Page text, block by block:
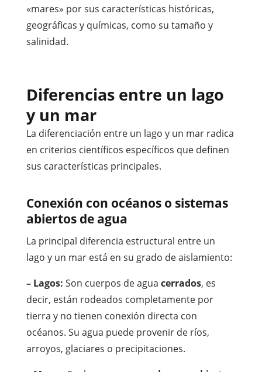
«mares» por sus características históricas,
geográficas y químicas, como su tamaño y
salinidad.
Diferencias entre un lago
y un mar
La diferenciación entre un lago y un mar radica
en criterios científicos específicos que definen
sus características principales.
Conexión con océanos o sistemas
abiertos de agua
La principal diferencia estructural entre un
lago y un mar está en su grado de aislamiento:
– Lagos: Son cuerpos de agua cerrados, es
decir, están rodeados completamente por
tierra y no tienen conexión directa con
océanos. Su agua puede provenir de ríos,
arroyos, glaciares o precipitaciones.